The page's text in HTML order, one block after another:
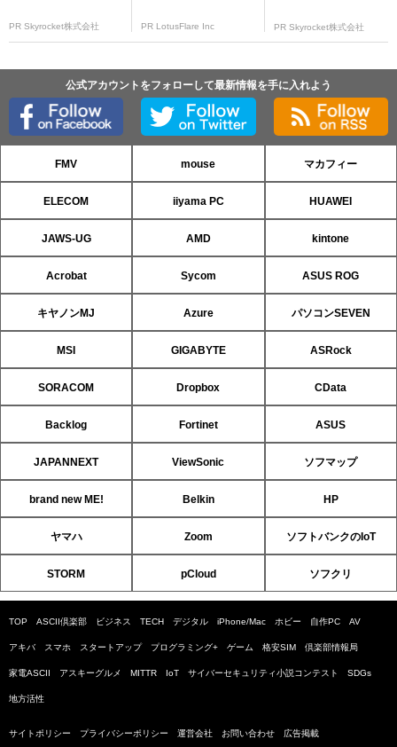
PR Skyrocket株式会社 PR LotusFlare Inc PR Skyrocket株式会社
公式アカウントをフォローして最新情報を手に入れよう
FMV mouse マカフィー
ELECOM iiyama PC HUAWEI
JAWS-UG AMD kintone
Acrobat Sycom ASUS ROG
キヤノンMJ Azure パソコンSEVEN
MSI GIGABYTE ASRock
SORACOM Dropbox CData
Backlog Fortinet ASUS
JAPANNEXT ViewSonic ソフマップ
brand new ME! Belkin HP
ヤマハ Zoom ソフトバンクのIoT
STORM pCloud ソフクリ
TOP ASCII倶楽部 ビジネス TECH デジタル iPhone/Mac ホビー 自作PC AV
アキバ スマホ スタートアップ プログラミング+ ゲーム 格安SIM 倶楽部情報局
家電ASCII アスキーグルメ MITTR IoT サイバーセキュリティ小説コンテスト SDGs
地方活性
サイトポリシー プライバシーポリシー 運営会社 お問い合わせ 広告掲載